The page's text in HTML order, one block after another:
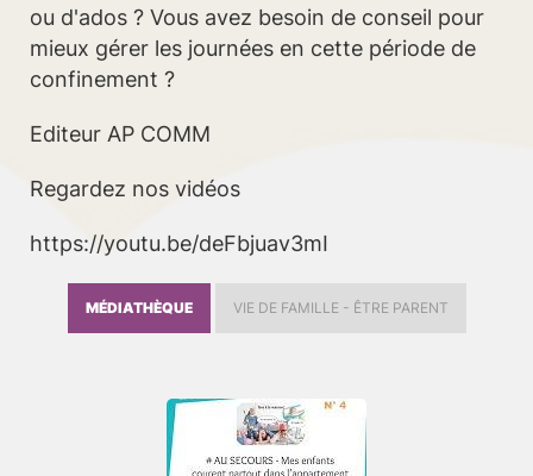
ou d'ados ? Vous avez besoin de conseil pour
mieux gérer les journées en cette période de
confinement ?
Editeur AP COMM
Regardez nos vidéos
https://youtu.be/deFbjuav3mI
MÉDIATHÈQUE VIE DE FAMILLE - ÊTRE PARENT